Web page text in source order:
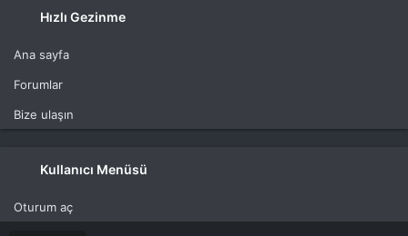
Hızlı Gezinme
Ana sayfa
Forumlar
Bize ulaşın
Kullanıcı Menüsü
Oturum aç